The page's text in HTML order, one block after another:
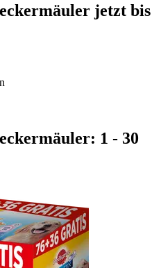
jetzt bis
1 - 30